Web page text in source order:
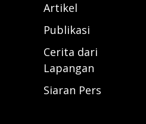
Artikel
Publikasi
Cerita dari
Lapangan
Siaran Pers